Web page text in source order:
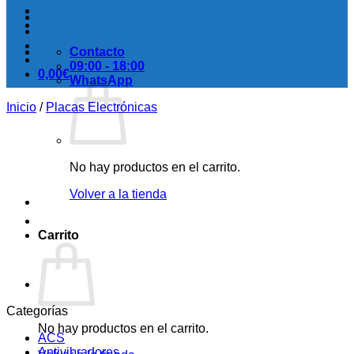
0,00€
No hay productos en el carrito.
Volver a la tienda
Carrito
No hay productos en el carrito.
Contacto
09:00 - 18:00
WhatsApp
Inicio / Placas Electrónicas
Categorías
ACS